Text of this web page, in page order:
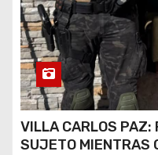
VILLA CARLOS PAZ:
SUJETO MIENTRAS